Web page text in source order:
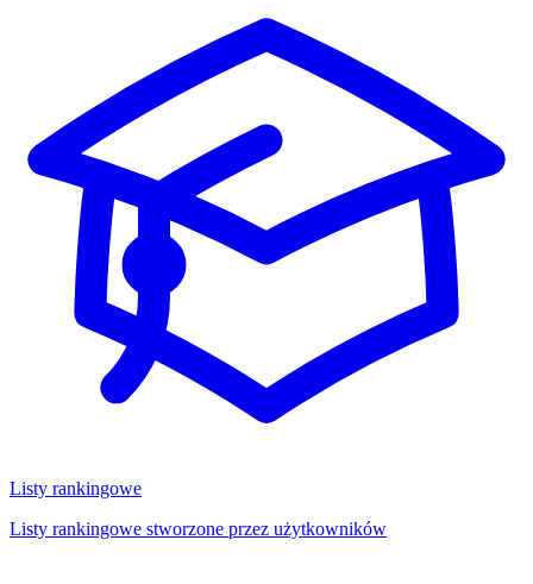
Listy rankingowe
Listy rankingowe stworzone przez użytkowników